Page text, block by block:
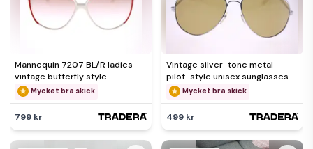
Mannequin 7207 BL/R ladies
vintage butterfly style
sunglasses-circa 1980s-30g
Mycket bra skick
799 kr
Vintage silver-tone metal
pilot-style unisex sunglasses-
circa 1980s-Weight 34g
Mycket bra skick
499 kr